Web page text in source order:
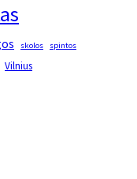
skolos spintos
Vilnius